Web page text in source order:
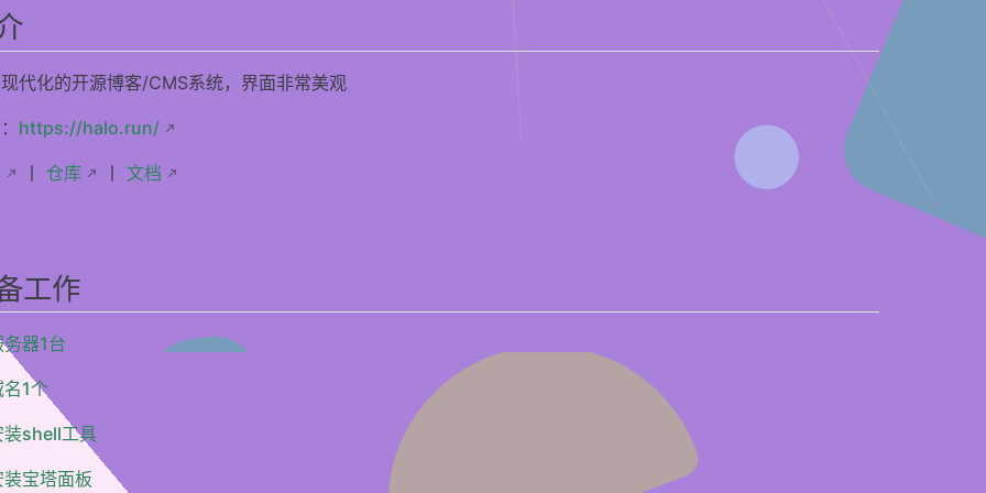
代化的开源博客/CMS系统，界面非常美观
https://halo.run/
丨 仓库 丨 文档
工作
务器1台
名1个
装shell工具
装宝塔面板